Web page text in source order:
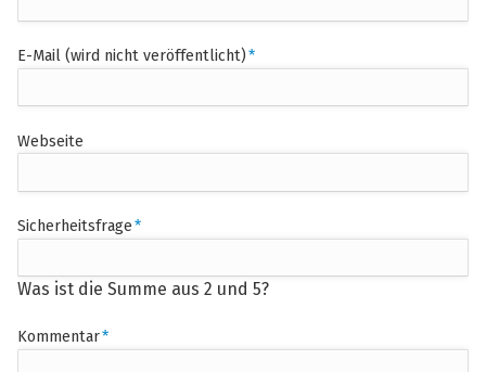
Pflichtfeld
E-Mail (wird nicht veröffentlicht)*
Webseite
Pflichtfeld
Sicherheitsfrage*
Was ist die Summe aus 2 und 5?
Pflichtfeld
Kommentar*